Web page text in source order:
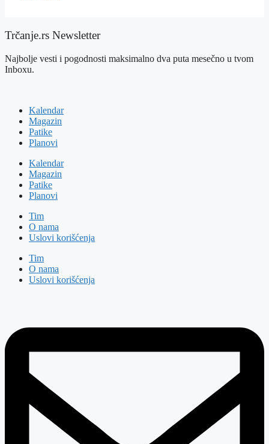
Trčanje.rs Newsletter
Najbolje vesti i pogodnosti maksimalno dva puta mesečno u tvom
Inboxu.
Kalendar
Magazin
Patike
Planovi
Kalendar
Magazin
Patike
Planovi
Tim
O nama
Uslovi korišćenja
Tim
O nama
Uslovi korišćenja